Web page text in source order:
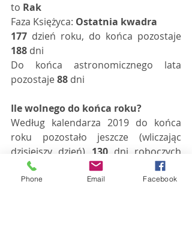
to Rak
Faza Księżyca: Ostatnia kwadra
177
188 dni
Do końca astronomicznego lata
pozostaje 88 dni
Ile wolnego do końca roku?
Według kalendarza 2019 do końca
roku pozostało jeszcze (wliczając
dzisiejszy dzień) 130 dni roboczych
oraz
dni wolnych od pracy,
uwzględniając święta oraz weekendy.
Phone Email Facebook